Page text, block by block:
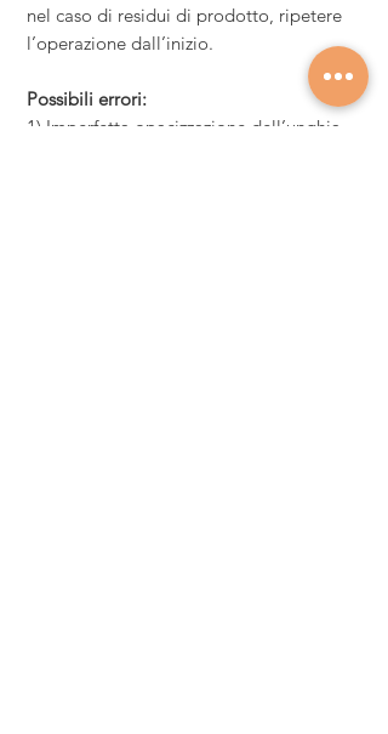
nel caso di residui di prodotto, ripetere
l’operazione dall’inizio.
Possibili errori:
1) Imperfetta opacizzazione dell’unghia